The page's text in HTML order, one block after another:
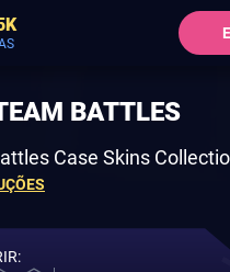
BATTLES
Case Skins